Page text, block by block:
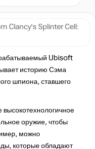
Clancy's Splinter Cell:
Ubisoft
историю Сэма
шпиона, ставшего
высокотехнологичное
оружие, чтобы
можно
которые обладают
нет в наличии
нет в наличии
нет в наличии